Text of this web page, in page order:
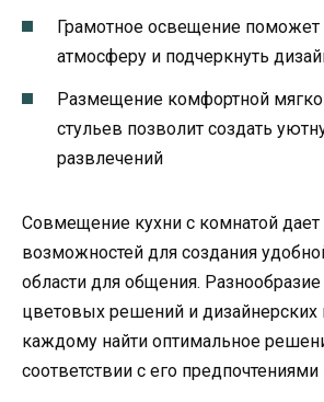
Грамотное освещение
атмосферу и подчеркнуть
Размещение комфортной
стульев позволит создать
развлечений
Совмещение кухни с комнатой
возможностей для создания
области для общения.
цветовых решений и
каждому найти оптимальное
соответствии с его